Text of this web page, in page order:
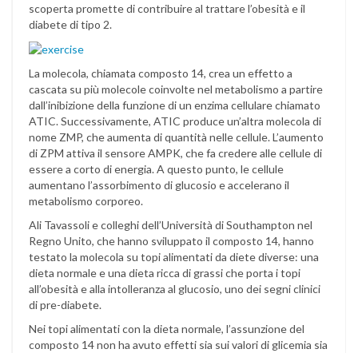
scoperta promette di contribuire al trattare l’obesità e il
diabete di tipo 2.
La molecola, chiamata composto 14, crea un effetto a
cascata su più molecole coinvolte nel metabolismo a partire
dall’inibizione della funzione di un enzima cellulare chiamato
ATIC. Successivamente, ATIC produce un’altra molecola di
nome ZMP, che aumenta di quantità nelle cellule. L’aumento
di ZPM attiva il sensore AMPK, che fa credere alle cellule di
essere a corto di energia. A questo punto, le cellule
aumentano l’assorbimento di glucosio e accelerano il
metabolismo corporeo.
Ali Tavassoli e colleghi dell’Università di Southampton nel
Regno Unito, che hanno sviluppato il composto 14, hanno
testato la molecola su topi alimentati da diete diverse: una
dieta normale e una dieta ricca di grassi che porta i topi
all’obesità e alla intolleranza al glucosio, uno dei segni clinici
di pre-diabete.
Nei topi alimentati con la dieta normale, l’assunzione del
composto 14 non ha avuto effetti sia sui valori di glicemia sia